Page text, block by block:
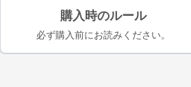
購入時のルール
必ず購入前にお読みください。